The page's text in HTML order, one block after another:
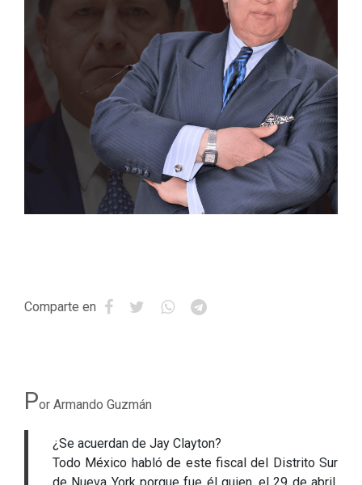
Comparte en
Por Armando Guzmán
¿Se acuerdan de Jay Clayton?
Todo México habló de este fiscal del Distrito Sur